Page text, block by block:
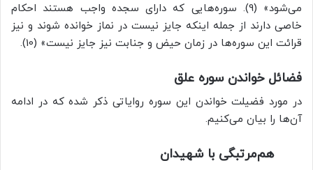
می‌شود» (9). سوره‌هایی که دارای سجده واجب هستند احکام
خاصی دارند از جمله اینکه جایز نیست در نماز خوانده شوند و نیز
قرائت این سوره‌ها در زمان حیض و جنابت نیز جایز نیست» (10).
فضائل خواندن سوره علق
در مورد فضیلت خواندن این سوره روایاتی ذکر شده که در ادامه
آن‌ها را بیان می‌کنیم.
هم‌مرتبگی با شهیدان